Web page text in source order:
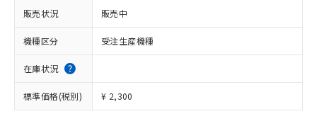
販売状況 販売中
機種区分 受注生産機種
在庫状況
標準価格(税別) ¥ 2,300